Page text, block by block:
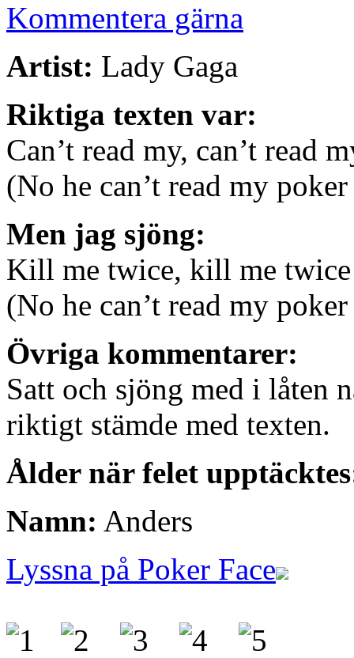
Kommentera gärna
Artist: Lady Gaga
Riktiga texten var:
Can’t read my, can’t read
(No he can’t read my
Men jag sjöng:
Kill me twice, kill me twice
(No he can’t read my
Övriga kommentarer:
Satt och sjöng med i låten
riktigt stämde med texten.
Ålder när felet
Namn: Anders
Lyssna på Poker Face